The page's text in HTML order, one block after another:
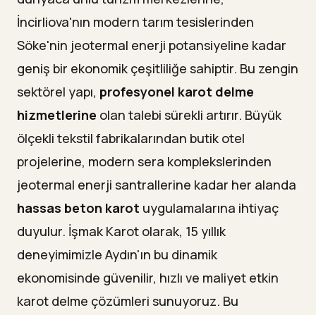
13 Kalite Güvencesi ve Müşteri Memnuniyeti
Başarılı Proje Referansları ve Diğer Hizmet
Bölgelerimiz
— Aydın'da karot delme fiyatları neye göre belirlenir?
—
Kuşadası ve Didim'deki otel projelerinde çalışırken
misafirleri rahatsız eder misiniz?
—
Jeotermal santrallerde standart karot ekipmanı
Beton içindeki demir donatıyı kesmek yapıya
zarar verir mi?
durdurmadan karot delme mümkün mü?
İncirliova'nın modern tarım tesislerinden
Söke'nin jeotermal enerji potansiyeline kadar
geniş bir ekonomik çeşitliliğe sahiptir. Bu zengin
sektörel yapı, profesyonel karot delme
hizmetlerine olan talebi sürekli artırır. Büyük
ölçekli tekstil fabrikalarından butik otel
projelerine, modern sera komplekslerinden
jeotermal enerji santrallerine kadar her alanda
hassas beton karot uygulamalarına ihtiyaç
duyulur. İşmak Karot olarak, 15 yıllık
deneyimimizle Aydın'ın bu dinamik
ekonomisinde güvenilir, hızlı ve maliyet etkin
karot delme çözümleri sunuyoruz. Bu